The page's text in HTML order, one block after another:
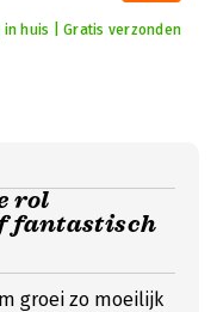
huis | Gratis verzonden
rol
fantastisch
groei zo moeilijk